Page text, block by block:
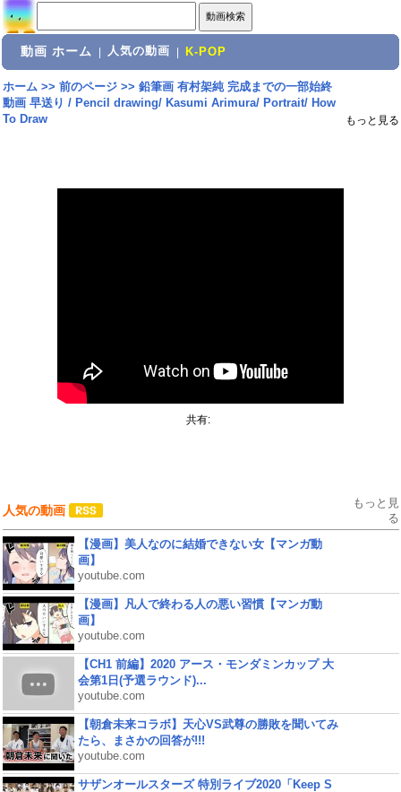
動画 ホーム 人気の動画 K-POP
ホーム>> 前のページ>> 鉛筆画 有村架純 完成までの一部始終
動画 早送り / Pencil drawing/ Kasumi Arimura/ Portrait/ How
To Draw
もっと見る
共有:
人気の動画
もっと見
る
【漫画】美人なのに結婚できない女【マンガ動
画】
youtube.com
【漫画】凡人で終わる人の悪い習慣【マンガ動
画】
youtube.com
【CH1 前編】2020 アース・モンダミンカップ 大
会第1日(予選ラウンド)...
youtube.com
【朝倉未来コラボ】天心VS武尊の勝敗を聞いてみ
たら、まさかの回答が!!!
youtube.com
サザンオールスターズ 特別ライブ2020「Keep S